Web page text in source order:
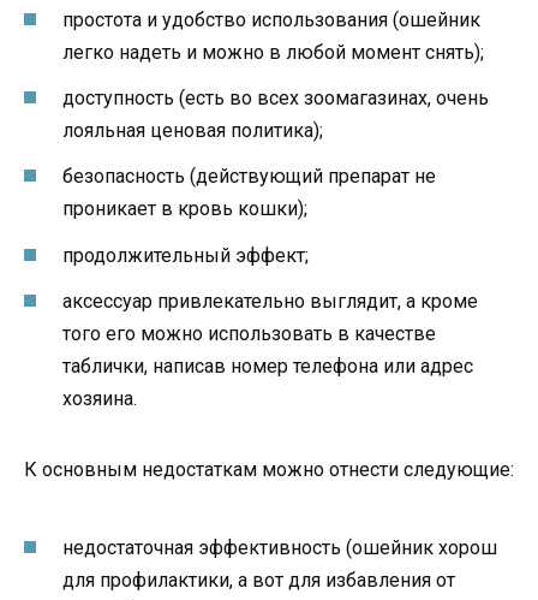
простота и удобство использования (ошейник
легко надеть и можно в любой момент снять);
доступность (есть во всех зоомагазинах, очень
лояльная ценовая политика);
безопасность (действующий препарат не
проникает в кровь кошки);
продолжительный эффект;
аксессуар привлекательно выглядит, а кроме
того его можно использовать в качестве
таблички, написав номер телефона или адрес
хозяина.
К основным недостаткам можно отнести следующие:
недостаточная эффективность (ошейник хорош
для профилактики, а вот для избавления от